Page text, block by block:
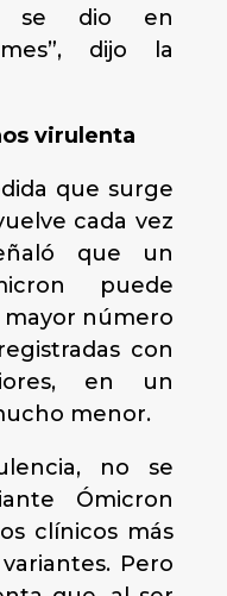
se dio en
dijo la
virulenta
que surge
cada vez
que un
puede
número
con
en un
menor.
no se
Ómicron
clínicos más
Pero